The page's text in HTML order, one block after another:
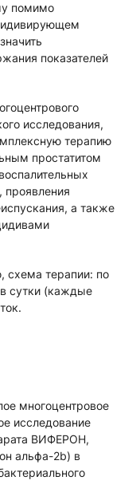
помимо
показателей
исследования,
терапию
простатитом
проявления
а также
схема терапии: по
сутки (каждые
многоцентровое
исследование
ВИФЕРОН,
альфа-2b) в